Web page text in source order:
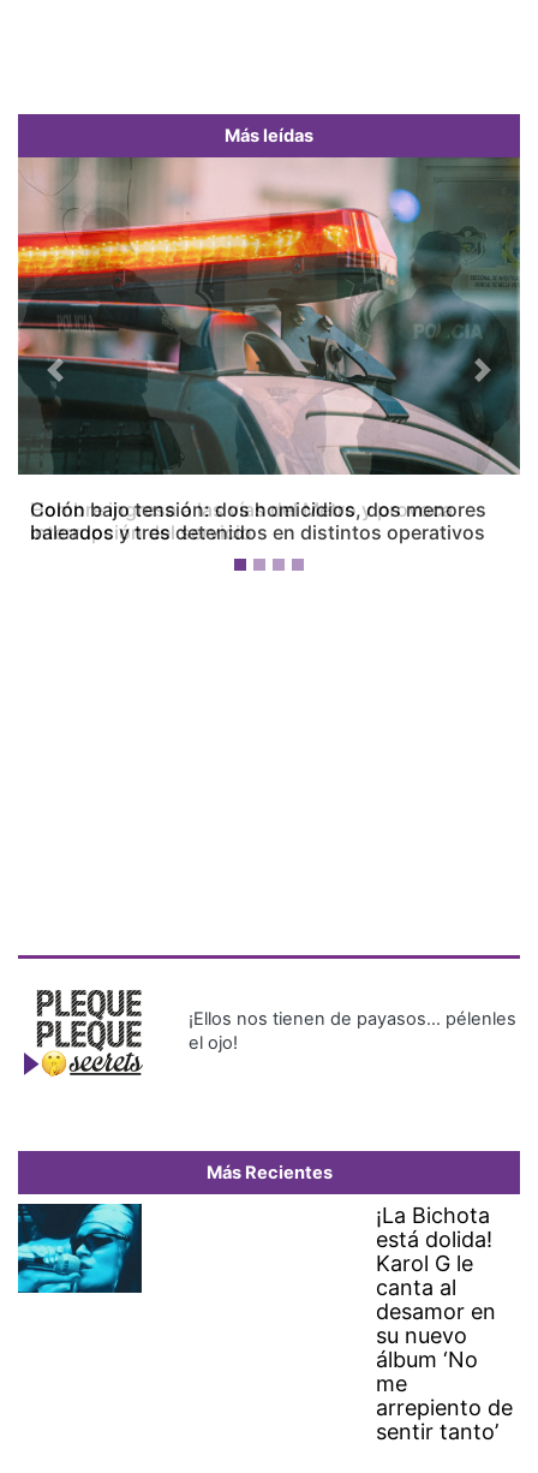
Más leídas
Colón bajo tensión: dos homicidios, dos menores
baleados y tres detenidos en distintos operativos
Previous Next
¡Ellos nos tienen de payasos… pélenles
el ojo!
Más Recientes
¡La Bichota
está dolida!
Karol G le
canta al
desamor en
su nuevo
álbum ‘No
me
arrepiento de
sentir tanto’